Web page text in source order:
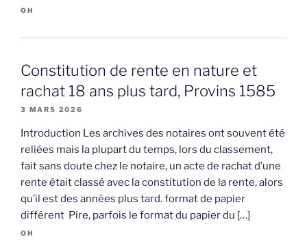
OH
Constitution de rente en nature et
rachat 18 ans plus tard, Provins 1585
3 MARS 2026
Introduction Les archives des notaires ont souvent été
reliées mais la plupart du temps, lors du classement,
fait sans doute chez le notaire, un acte de rachat d’une
rente était classé avec la constitution de la rente, alors
qu’il est des années plus tard. format de papier
différent Pire, parfois le format du papier du […]
OH